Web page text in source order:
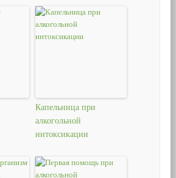
Капельница при
алкогольной
интоксикации